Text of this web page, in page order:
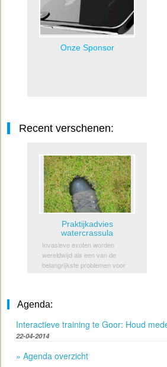
Onze Sponsor
Recent verschenen:
Praktijkadvies
watercrassula
Invasieve exoten worden
wereldwijd als een van de
belangrijkste problemen voor
toeneemt in een gebied en het
biodiversiteit zichtbaar is,
betekent vrijwel altijd een zeer
benodigde inzet. Belangrijke
Agenda:
Interactieve training te Goor: Houd
22-04-2014
» Agenda overzicht